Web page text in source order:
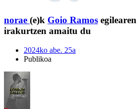
norae (e)k Goio Ramos egilearen
irakurtzen amaitu du
2024ko abe. 25a
Publikoa